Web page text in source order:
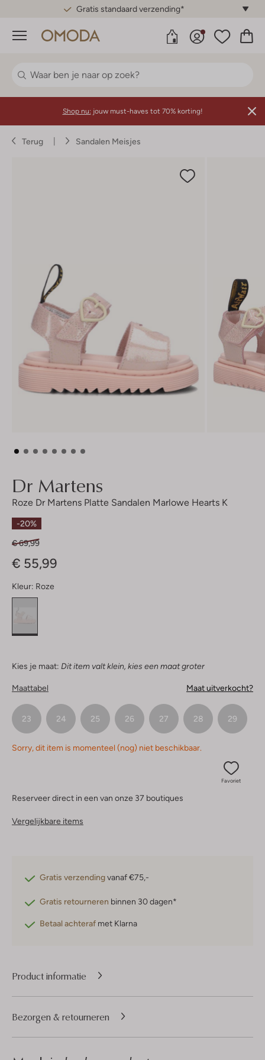
Gratis standaard verzending*
Menu
Shop nu: jouw must-haves tot 70% korting!
Terug Sandalen Meisjes
Dr Martens
Roze Dr Martens Platte Sandalen Marlowe Hearts K
-20%
€ 69,99
€ 55,99
Kleur: Roze
Kies je maat: Dit item valt klein, kies een maat groter
Maattabel Maat uitverkocht?
23 24 25 26 27 28 29
Sorry, dit item is momenteel (nog) niet beschikbaar.
Favoriet
Reserveer direct in een van onze 37 boutiques
Vergelijkbare items
Gratis verzendingvanaf €75,-
Gratis retourneren binnen 30 dagen*
Betaal achteraf met Klarna
Product informatie
Bezorgen & retourneren